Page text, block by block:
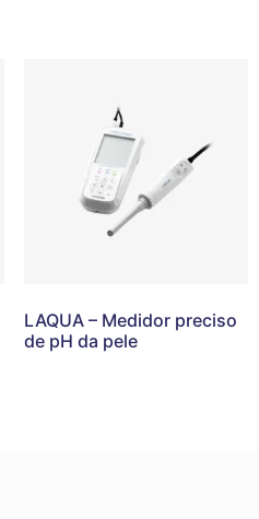
LAQUA – Medidor preciso
de pH da pele